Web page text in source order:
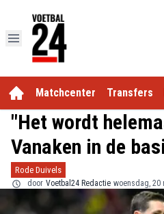
Matchcenter Transfers
"Het wordt
Vanaken in de
Rode Duivels
door Voetbal24 Redactie woensdag, 20